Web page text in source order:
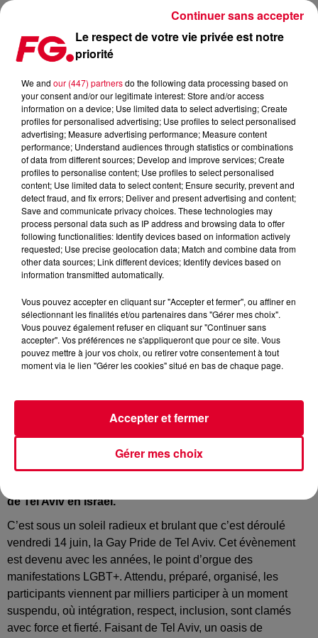
TEL AVIV PRIDE 2019
Publié : 23 juin 2019 à 12h42 par Julien Claude Penegry
A l'occasion du mois des fiertés que
nous célébrons sur RadioFG,
Antoine Baduel était en direct de la
Gay Pride de Tel Aviv en Israël.
A l’occasion du mois des fiertés que nous célébrons sur
de Tel Aviv en Israël.
C’est sous un soleil radieux et brulant que c’est déroulé
vendredi 14 juin, la Gay Pride de Tel Aviv. Cet évènement
est devenu avec les années, le point d’orgue des
manifestations LGBT+. Attendu, préparé, organisé, les
participants viennent par milliers participer à un moment
suspendu, où intégration, respect, inclusion, sont clamés
avec force et fierté. Faisant de Tel Aviv, un oasis de
Le respect de votre vie privée est notre
priorité
We and our (447) partnersdo the following data processing based on
your consent and/or our legitimate interest: Store and/or access
information on a device; Use limited data to select advertising; Create
profiles for personalised advertising; Use profiles to select personalised
advertising; Measure advertising performance; Measure content
performance; Understand audiences through statistics or combinations
of data from different sources; Develop and improve services; Create
profiles to personalise content; Use profiles to select personalised
content; Use limited data to select content; Ensure security, prevent and
detect fraud, and fix errors; Deliver and present advertising and content;
Save and communicate privacy choices. These technologies may
process personal data such as IP address and browsing data to offer
following functionalities: Identify devices based on information actively
requested; Use precise geolocation data; Match and combine data from
other data sources; Link different devices; Identify devices based on
information transmitted automatically.
Vous pouvez accepter en cliquant sur "Accepter et fermer", ou affiner en
sélectionnant les finalités et/ou partenaires dans "Gérer mes choix".
Vous pouvez également refuser en cliquant sur "Continuer sans
accepter". Vos préférences ne s'appliqueront que pour ce site. Vous
pouvez mettre à jour vos choix, ou retirer votre consentement à tout
moment via le lien "Gérer les cookies" situé en bas de chaque page.
Gérer mes choix
Accepter et fermer
Continuer sans accepter